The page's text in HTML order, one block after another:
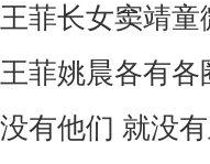
王菲长女窦靖
王菲姚晨各有
没有他们 就没